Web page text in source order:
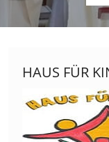
HAUS FÜR